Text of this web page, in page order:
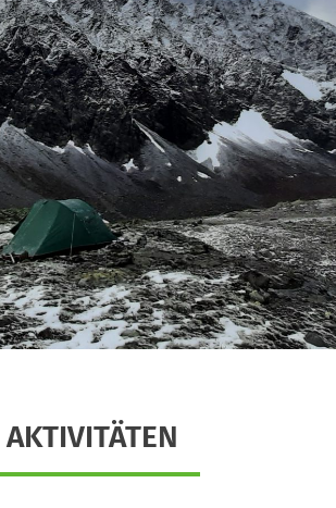
AKTIVITÄTEN